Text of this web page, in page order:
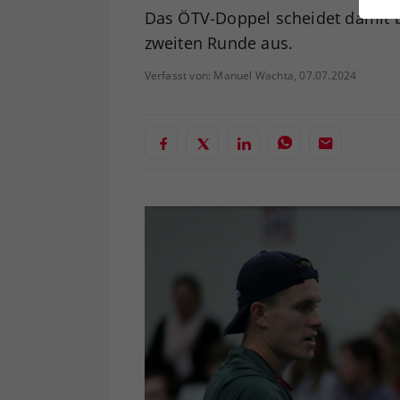
Das ÖTV-Doppel scheidet
zweiten Runde aus.
Verfasst von: Manuel Wachta, 07.07.2024